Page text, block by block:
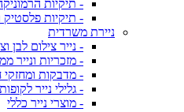
- תיקיות
- תיקיות פלסטיק
ניירת משרדית
- נייר צילום לבן
- מזכריות ונייר
- מדבקות ומחזקי
- גלילי נייר
- מוצרי נייר כללי